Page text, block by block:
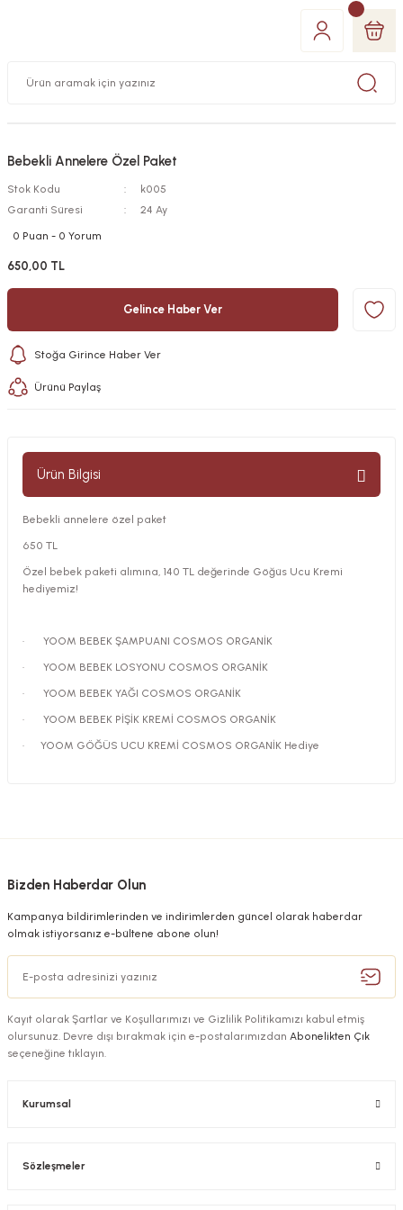
Bebekli Annelere Özel Paket
Stok Kodu
k005
Garanti Süresi
24 Ay
0 Puan - 0 Yorum
650,00 TL
Gelince Haber Ver
Stoğa Girince Haber Ver
Ürünü Paylaş
Ürün Bilgisi
Bebekli annelere özel paket
650 TL
Özel bebek paketi alımına, 140 TL değerinde Göğüs Ucu Kremi
hediyemiz!
· YOOM BEBEK ŞAMPUANI COSMOS ORGANİK
· YOOM BEBEK LOSYONU COSMOS ORGANİK
· YOOM BEBEK YAĞI COSMOS ORGANİK
· YOOM BEBEK PİŞİK KREMİ COSMOS ORGANİK
· YOOM GÖĞÜS UCU KREMİ COSMOS ORGANİK Hediye
Bizden Haberdar Olun
Kampanya bildirimlerinden ve indirimlerden güncel olarak haberdar
olmak istiyorsanız e-bültene abone olun!
Kayıt olarak Şartlar ve Koşullarımızı ve Gizlilik Politikamızı kabul etmiş
olursunuz. Devre dışı bırakmak için e-postalarımızdan Abonelikten Çık
seçeneğine tıklayın.
Kurumsal
Sözleşmeler